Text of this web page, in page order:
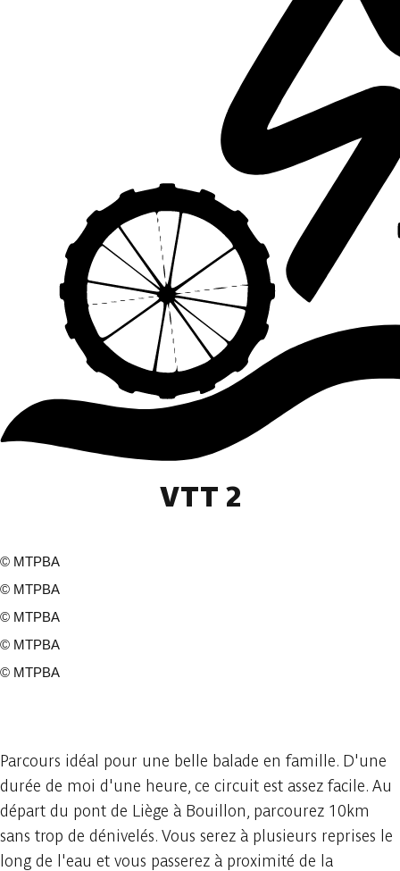
VTT 2
© MTPBA
© MTPBA
© MTPBA
© MTPBA
© MTPBA
Parcours idéal pour une belle balade en famille. D'une
durée de moi d'une heure, ce circuit est assez facile. Au
départ du pont de Liège à Bouillon, parcourez 10km
sans trop de dénivelés. Vous serez à plusieurs reprises le
long de l'eau et vous passerez à proximité de la